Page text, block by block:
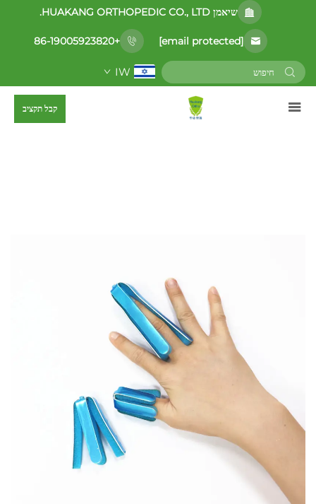
שיאמן HUAKANG ORTHOPEDIC CO., LTD.
[email protected]
+86-19005923820
IW
קבל תקציב